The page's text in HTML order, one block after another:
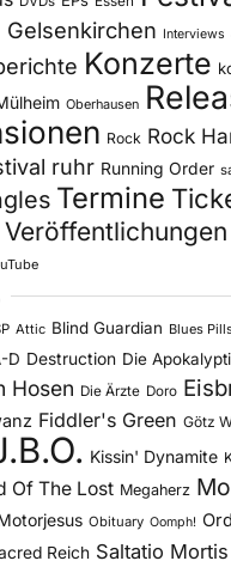
Gelsenkirchen Interviews
Konzerte
Oberhausen
Rock Rock
ruhr Running Order
Termine
Veröffentlichungen
Attic Blind Guardian Blues
D Destruction Die
Hosen Die Ärzte Doro
Fiddler's Green Götz
Kissin' Dynamite
Of The Lost Megaherz
Obituary Oomph!
Reich Saltatio Mortis